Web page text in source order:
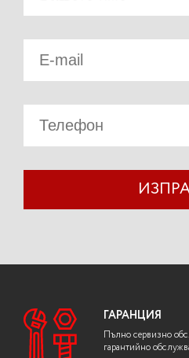
ГАРАНЦИЯ
Пълно сервизно
гарантийно